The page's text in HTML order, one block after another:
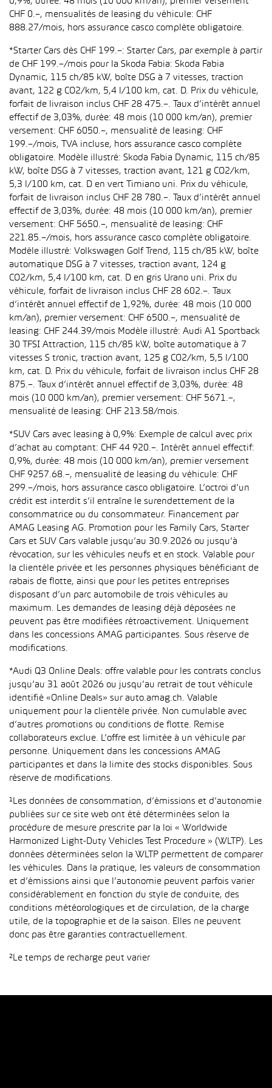
CHF 0.–, mensualités de leasing du véhicule: CHF
888.27/mois, hors assurance casco complète obligatoire.
*Starter Cars dès CHF 199.–: Starter Cars, par exemple à partir
de CHF 199.–/mois pour la Skoda Fabia: Skoda Fabia
Dynamic, 115 ch/85 kW, boîte DSG à 7 vitesses, traction
avant, 122 g CO2/km, 5,4 l/100 km, cat. D. Prix du véhicule,
forfait de livraison inclus CHF 28 475.–. Taux d’intérêt annuel
effectif de 3,03%, durée: 48 mois (10 000 km/an), premier
versement: CHF 6050.–, mensualité de leasing: CHF
199.–/mois, TVA incluse, hors assurance casco complète
obligatoire. Modèle illustré: Skoda Fabia Dynamic, 115 ch/85
kW, boîte DSG à 7 vitesses, traction avant, 121 g CO2/km,
5,3 l/100 km, cat. D en vert Timiano uni. Prix du véhicule,
forfait de livraison inclus CHF 28 780.–. Taux d’intérêt annuel
effectif de 3,03%, durée: 48 mois (10 000 km/an), premier
versement: CHF 5650.–, mensualité de leasing: CHF
221.85.–/mois, hors assurance casco complète obligatoire.
Modèle illustré: Volkswagen Golf Trend, 115 ch/85 kW, boîte
automatique DSG à 7 vitesses, traction avant, 124 g
CO2/km, 5,4 l/100 km, cat. D en gris Urano uni. Prix du
véhicule, forfait de livraison inclus CHF 28 602.–. Taux
d’intérêt annuel effectif de 1,92%, durée: 48 mois (10 000
km/an), premier versement: CHF 6500.–, mensualité de
leasing: CHF 244.39/mois Modèle illustré: Audi A1 Sportback
30 TFSI Attraction, 115 ch/85 kW, boîte automatique à 7
vitesses S tronic, traction avant, 125 g CO2/km, 5,5 l/100
km, cat. D. Prix du véhicule, forfait de livraison inclus CHF 28
875.–. Taux d’intérêt annuel effectif de 3,03%, durée: 48
mois (10 000 km/an), premier versement: CHF 5671.–,
mensualité de leasing: CHF 213.58/mois.
*SUV Cars avec leasing à 0,9%: Exemple de calcul avec prix
d’achat au comptant: CHF 44 920.–. Intérêt annuel effectif:
0,9%, durée: 48 mois (10 000 km/an), premier versement
CHF 9257.68.–, mensualité de leasing du véhicule: CHF
299.–/mois, hors assurance casco obligatoire. L’octroi d’un
crédit est interdit s’il entraîne le surendettement de la
consommatrice ou du consommateur. Financement par
AMAG Leasing AG. Promotion pour les Family Cars, Starter
Cars et SUV Cars valable jusqu’au 30.9.2026 ou jusqu’à
révocation, sur les véhicules neufs et en stock. Valable pour
la clientèle privée et les personnes physiques bénéficiant de
rabais de flotte, ainsi que pour les petites entreprises
disposant d’un parc automobile de trois véhicules au
maximum. Les demandes de leasing déjà déposées ne
peuvent pas être modifiées rétroactivement. Uniquement
dans les concessions AMAG participantes. Sous réserve de
modifications.
*Audi Q3 Online Deals: offre valable pour les contrats conclus
jusqu’au 31 août 2026 ou jusqu’au retrait de tout véhicule
identifié «Online Deals» sur auto.amag.ch. Valable
uniquement pour la clientèle privée. Non cumulable avec
d’autres promotions ou conditions de flotte. Remise
collaborateurs exclue. L’offre est limitée à un véhicule par
personne. Uniquement dans les concessions AMAG
participantes et dans la limite des stocks disponibles. Sous
réserve de modifications.
¹Les données de consommation, d’émissions et d’autonomie
publiées sur ce site web ont été déterminées selon la
procédure de mesure prescrite par la loi « Worldwide
Harmonized Light-Duty Vehicles Test Procedure » (WLTP). Les
données déterminées selon la WLTP permettent de comparer
les véhicules. Dans la pratique, les valeurs de consommation
et d’émissions ainsi que l’autonomie peuvent parfois varier
considérablement en fonction du style de conduite, des
conditions météorologiques et de circulation, de la charge
utile, de la topographie et de la saison. Elles ne peuvent
donc pas être garanties contractuellement.
²Le temps de recharge peut varier